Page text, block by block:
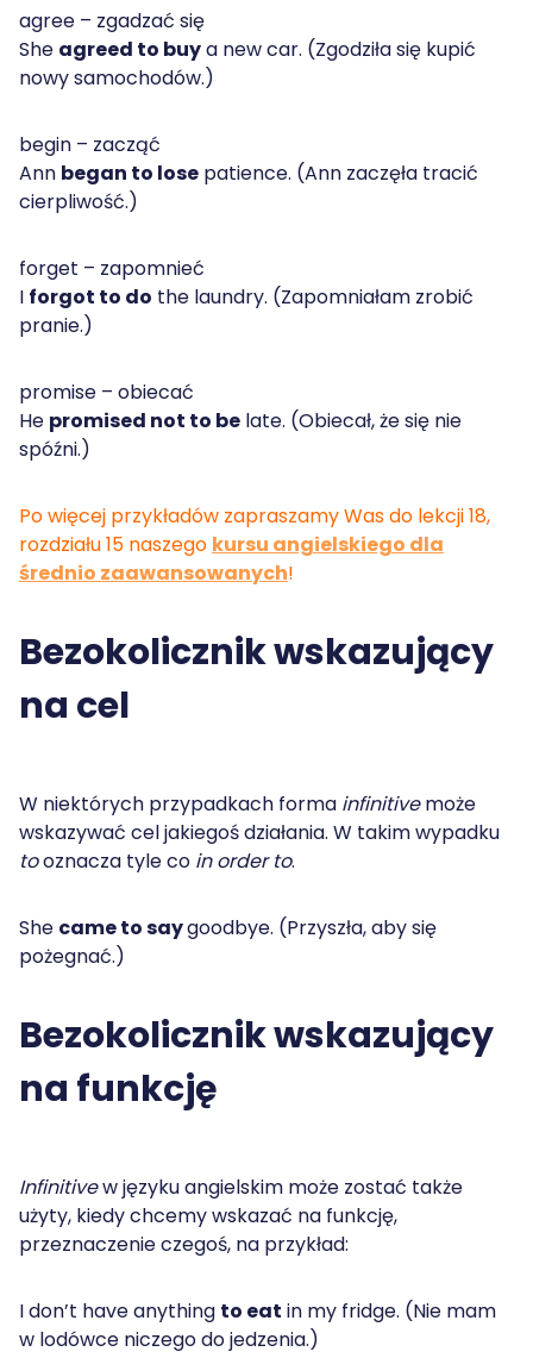
agree – zgadzać się
She agreed to buya new car. (Zgodziła się kupić
nowy samochodów.)
begin – zacząć
Ann began to lose patience. (Ann zaczęła tracić
cierpliwość.)
forget – zapomnieć
I forgot to do the laundry. (Zapomniałam zrobić
pranie.)
promise – obiecać
He promised not to be late. (Obiecał, że się nie
spóźni.)
Po więcej przykładów zapraszamy Was do lekcji 18,
rozdziału 15 naszego kursu angielskiego dla
średnio zaawansowanych!
Bezokolicznik wskazujący
na cel
W niektórych przypadkach forma infinitivemoże
wskazywać cel jakiegoś działania. W takim wypadku
tooznacza tyle co in order to.
She came to saygoodbye. (Przyszła, aby się
pożegnać.)
Bezokolicznik wskazujący
na funkcję
Infinitivew języku angielskim może zostać także
użyty, kiedy chcemy wskazać na funkcję,
przeznaczenie czegoś, na przykład:
I don’t have anything to eat in my fridge. (Nie mam
w lodówce niczego do jedzenia.)